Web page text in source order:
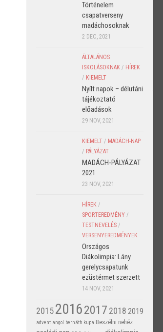
Történelem
csapatverseny
madáchosoknak
2 DEC, 2021
ÁLTALÁNOS
ISKOLÁSOKNAK / HÍREK
/ KIEMELT
Nyílt napok – délutáni
tájékoztató
előadások
29 NOV, 2021
KIEMELT / MADÁCH-NAP
/ PÁLYÁZAT
MADÁCH-PÁLYÁZAT
2021
23 NOV, 2021
HÍREK /
SPORTEREDMÉNY /
TESTNEVELÉS /
VERSENYEREDMÉNYEK
Országos
Diákolimpia: Lány
gerelycsapatunk
ezüstérmet szerzett
14 NOV, 2021
201520162017 2018 2019
advent angol bernáth kupa Beszélni nehéz